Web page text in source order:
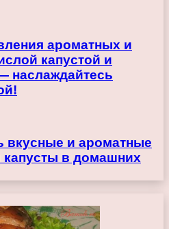
ароматных и
капустой и
наслаждайтесь
вкусные и ароматные
в домашних